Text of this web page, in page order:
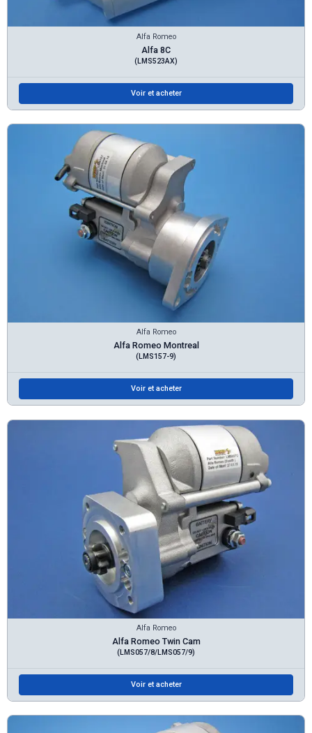
Alfa Romeo
Alfa 8C
(LMS523AX)
Voir et acheter
Alfa Romeo
Alfa Romeo Montreal
(LMS157-9)
Voir et acheter
Alfa Romeo
Alfa Romeo Twin Cam
(LMS057/8/LMS057/9)
Voir et acheter